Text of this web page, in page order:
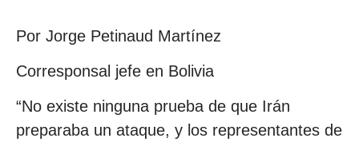
Por Jorge Petinaud Martínez
Corresponsal jefe en Bolivia
“No existe ninguna prueba de que Irán
preparaba un ataque, y los representantes de